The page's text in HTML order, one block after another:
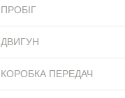
ПРОБІГ
ДВИГУН
КОРОБКА ПЕРЕДАЧ